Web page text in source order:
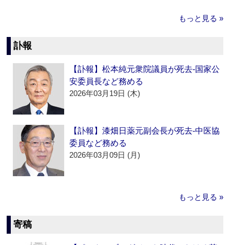
もっと見る »
訃報
【訃報】松本純元衆院議員が死去‐国家公
安委員長など務める
2026年03月19日 (木)
【訃報】漆畑日薬元副会長が死去‐中医協
委員など務める
2026年03月09日 (月)
もっと見る »
寄稿